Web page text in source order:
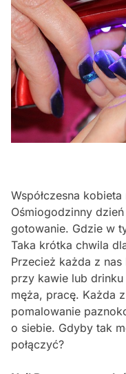
Współczesna
Ośmiogodzinny
gotowanie. Gdzie w
Taka krótka chwila
Przecież każda z
przy kawie lub
męża, pracę. Każda
pomalowanie
o siebie. Gdyby tak
połączyć?